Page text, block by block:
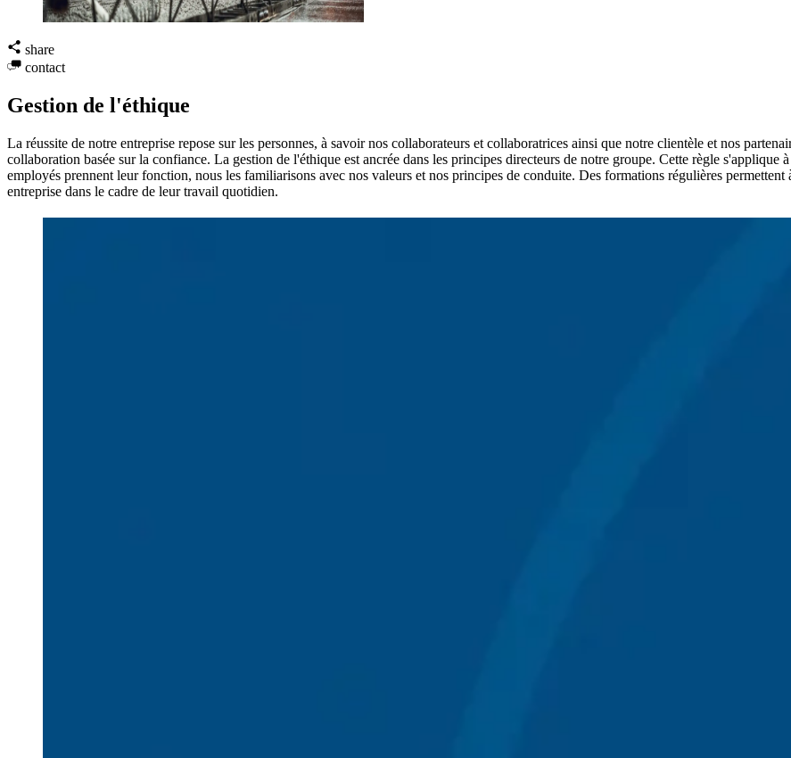
share
contact
Gestion de l'éthique
La réussite de notre entreprise repose sur les personnes, à savoir nos collaborateurs et collaboratrices ainsi que notre clientèle et nos
collaboration basée sur la confiance. La gestion de l'éthique est ancrée dans les principes directeurs de notre groupe. Cette règle
employés prennent leur fonction, nous les familiarisons avec nos valeurs et nos principes de conduite. Des formations régulières
entreprise dans le cadre de leur travail quotidien.